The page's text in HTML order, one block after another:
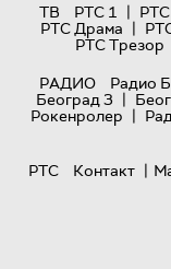
ТВ
РТС 1 |
РТС Драма |
РТС Трезор
РАДИО
Радио
Београд 3 |
Рокенролер |
РТС
Контакт |